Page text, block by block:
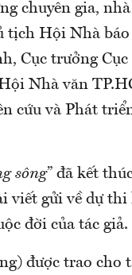
chuyên gia,
tịch Hội Nhà
Cục trưởng
Nhà văn
cứu và Phát
sông” đã kết
viết gửi về dự
đời của tác giả.
được trao cho